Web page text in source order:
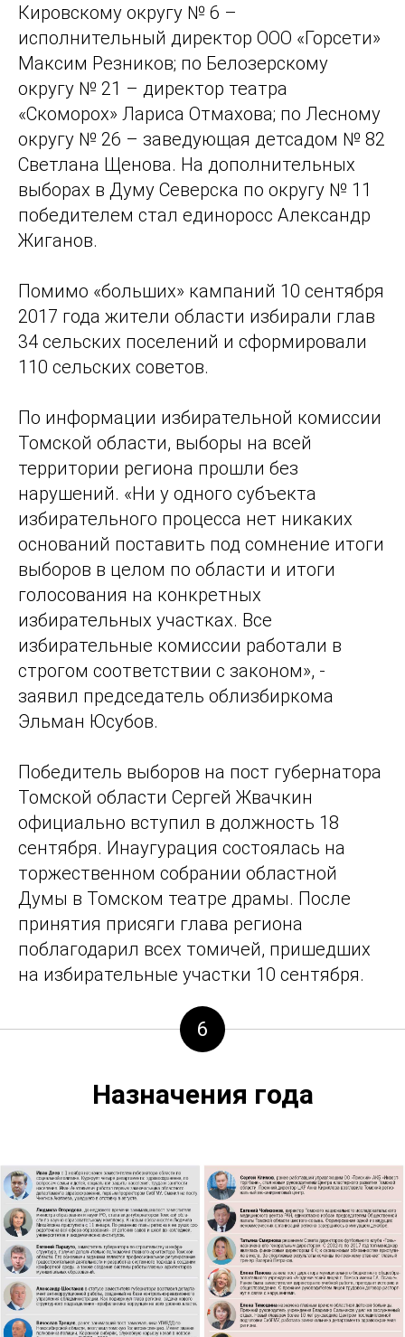
Кировскому округу № 6 –
исполнительный директор ООО «Горсети»
Максим Резников; по Белозерскому
округу № 21 – директор театра
«Скоморох» Лариса Отмахова; по Лесному
округу № 26 – заведующая детсадом № 82
Светлана Щенова. На дополнительных
выборах в Думу Северска по округу № 11
победителем стал единоросс Александр
Жиганов.
Помимо «больших» кампаний 10 сентября
2017 года жители области избирали глав
34 сельских поселений и сформировали
110 сельских советов.
По информации избирательной комиссии
Томской области, выборы на всей
территории региона прошли без
нарушений. «Ни у одного субъекта
избирательного процесса нет никаких
оснований поставить под сомнение итоги
выборов в целом по области и итоги
голосования на конкретных
избирательных участках. Все
избирательные комиссии работали в
строгом соответствии с законом», -
заявил председатель облизбиркома
Эльман Юсубов.
Победитель выборов на пост губернатора
Томской области Сергей Жвачкин
официально вступил в должность 18
сентября. Инаугурация состоялась на
торжественном собрании областной
Думы в Томском театре драмы. После
принятия присяги глава региона
поблагодарил всех томичей, пришедших
на избирательные участки 10 сентября.
6
Назначения года